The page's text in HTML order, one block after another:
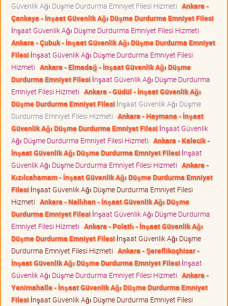
Güvenlik Ağı Düşme Durdurma Emniyet Filesi Hizmeti Ankara -
Çankaya - İnşaat Güvenlik Ağı Düşme Durdurma Emniyet Filesi
İnşaat Güvenlik Ağı Düşme Durdurma Emniyet Filesi Hizmeti
Ankara - Çubuk - İnşaat Güvenlik Ağı Düşme Durdurma Emniyet
Filesi İnşaat Güvenlik Ağı Düşme Durdurma Emniyet Filesi
Hizmeti Ankara - Elmadağ - İnşaat Güvenlik Ağı Düşme
Durdurma Emniyet Filesi İnşaat Güvenlik Ağı Düşme Durdurma
Emniyet Filesi Hizmeti Ankara - Güdül - İnşaat Güvenlik Ağı
Düşme Durdurma Emniyet Filesi İnşaat Güvenlik Ağı Düşme
Durdurma Emniyet Filesi Hizmeti Ankara - Haymana - İnşaat
Güvenlik Ağı Düşme Durdurma Emniyet Filesi İnşaat Güvenlik
Ağı Düşme Durdurma Emniyet Filesi Hizmeti Ankara - Kalecik -
İnşaat Güvenlik Ağı Düşme Durdurma Emniyet Filesi İnşaat
Güvenlik Ağı Düşme Durdurma Emniyet Filesi Hizmeti Ankara -
Kızılcahamam - İnşaat Güvenlik Ağı Düşme Durdurma Emniyet
Filesi İnşaat Güvenlik Ağı Düşme Durdurma Emniyet Filesi
Hizmeti Ankara - Nallıhan - İnşaat Güvenlik Ağı Düşme
Durdurma Emniyet Filesi İnşaat Güvenlik Ağı Düşme Durdurma
Emniyet Filesi Hizmeti Ankara - Polatlı - İnşaat Güvenlik Ağı
Düşme Durdurma Emniyet Filesi İnşaat Güvenlik Ağı Düşme
Durdurma Emniyet Filesi Hizmeti Ankara - Şereflikoçhisar -
İnşaat Güvenlik Ağı Düşme Durdurma Emniyet Filesi İnşaat
Güvenlik Ağı Düşme Durdurma Emniyet Filesi Hizmeti Ankara -
Yenimahalle - İnşaat Güvenlik Ağı Düşme Durdurma Emniyet
Filesi İnşaat Güvenlik Ağı Düşme Durdurma Emniyet Filesi